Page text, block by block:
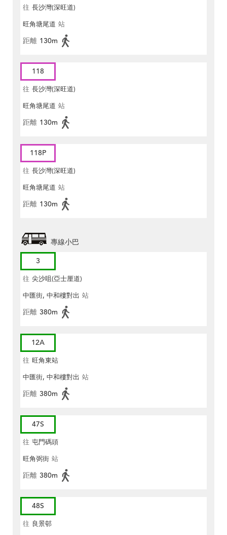
往 長沙灣(深旺道)
旺角塘尾道 站
距離 130m
118
往 長沙灣(深旺道)
旺角塘尾道 站
距離 130m
118P
往 長沙灣(深旺道)
旺角塘尾道 站
距離 130m
專線小巴
3
往 尖沙咀(亞士厘道)
中匯街, 中和樓對出 站
距離 380m
12A
往 旺角東站
中匯街, 中和樓對出 站
距離 380m
47S
往 屯門碼頭
旺角弼街 站
距離 380m
48S
往 良景邨